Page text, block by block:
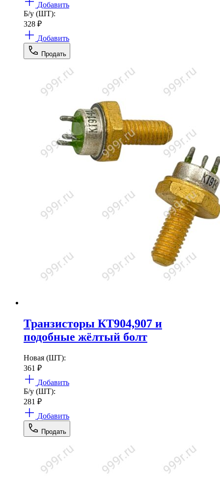
Добавить
Б/у (ШТ):
328 ₽
Добавить
Продать
Транзисторы КТ904,907 и
подобные жёлтый болт
Новая (ШТ):
361 ₽
Добавить
Б/у (ШТ):
281 ₽
Добавить
Продать